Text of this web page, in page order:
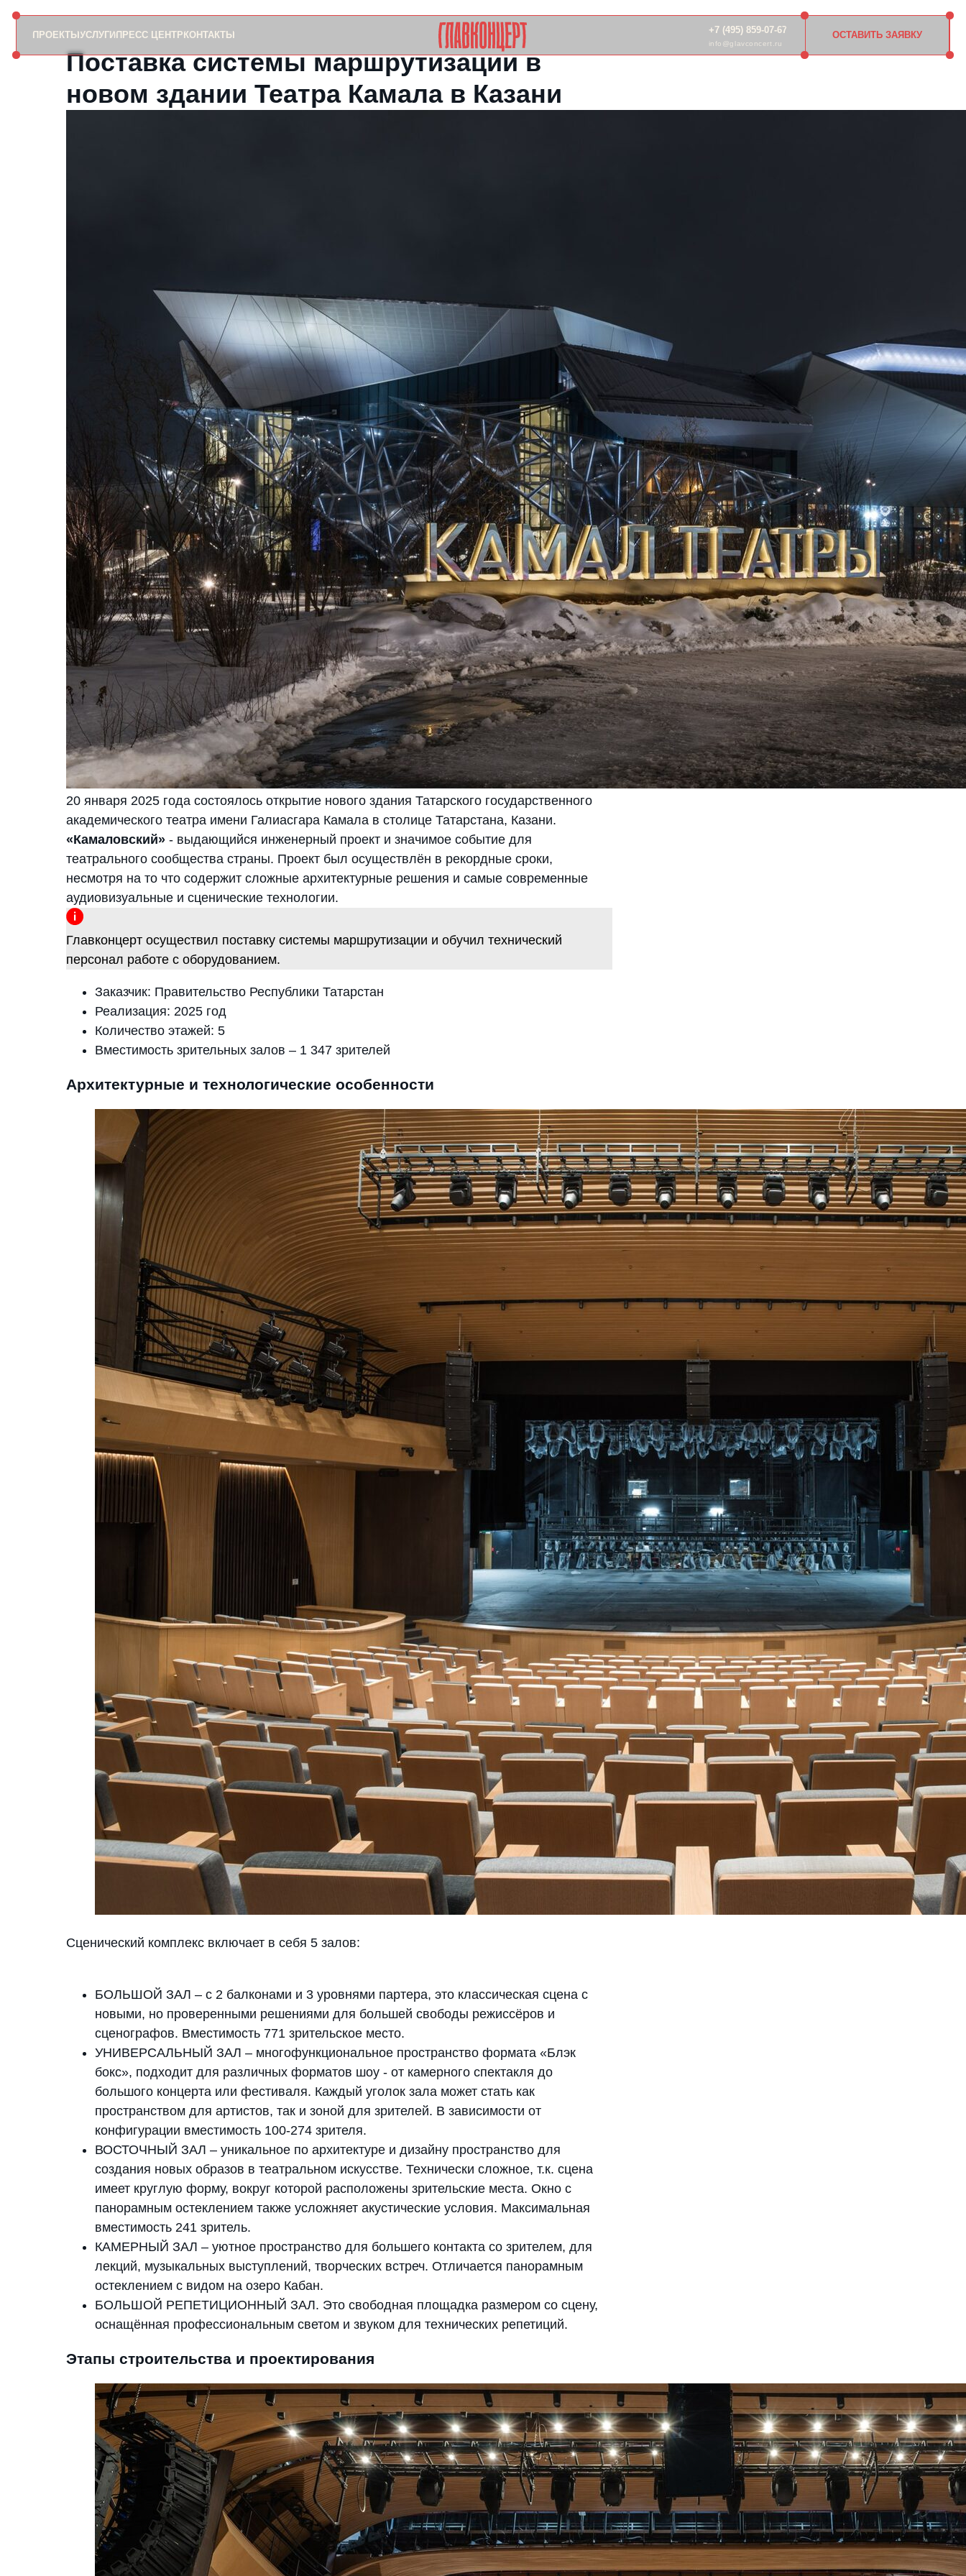
ПРОЕКТЫУСЛУГИПРЕСС ЦЕНТРКОНТАКТЫ ОСТАВИТЬ ЗАЯВКУ
Поставка системы маршрутизации в
новом здании Театра Камала в Казани
20 января 2025 года состоялось открытие нового здания Татарского государственного
академического театра имени Галиасгара Камала в столице Татарстана, Казани.
«Камаловский» - выдающийся инженерный проект и значимое событие для
театрального сообщества страны. Проект был осуществлён в рекордные сроки,
несмотря на то что содержит сложные архитектурные решения и самые современные
аудиовизуальные и сценические технологии.
Главконцерт осуществил поставку системы маршрутизации и обучил технический
персонал работе с оборудованием.
Заказчик: Правительство Республики Татарстан
Реализация: 2025 год
Количество этажей: 5
Вместимость зрительных залов – 1 347 зрителей
Архитектурные и технологические особенности
Сценический комплекс включает в себя 5 залов:
БОЛЬШОЙ ЗАЛ – с 2 балконами и 3 уровнями партера, это классическая сцена с
новыми, но проверенными решениями для большей свободы режиссёров и
сценографов. Вместимость 771 зрительское место.
УНИВЕРСАЛЬНЫЙ ЗАЛ – многофункциональное пространство формата «Блэк
бокс», подходит для различных форматов шоу - от камерного спектакля до
большого концерта или фестиваля. Каждый уголок зала может стать как
пространством для артистов, так и зоной для зрителей. В зависимости от
конфигурации вместимость 100-274 зрителя.
ВОСТОЧНЫЙ ЗАЛ – уникальное по архитектуре и дизайну пространство для
создания новых образов в театральном искусстве. Технически сложное, т.к. сцена
имеет круглую форму, вокруг которой расположены зрительские места. Окно с
панорамным остеклением также усложняет акустические условия. Максимальная
вместимость 241 зритель.
КАМЕРНЫЙ ЗАЛ – уютное пространство для большего контакта со зрителем, для
лекций, музыкальных выступлений, творческих встреч. Отличается панорамным
остеклением с видом на озеро Кабан.
БОЛЬШОЙ РЕПЕТИЦИОННЫЙ ЗАЛ. Это свободная площадка размером со сцену,
оснащённая профессиональным светом и звуком для технических репетиций.
Этапы строительства и проектирования